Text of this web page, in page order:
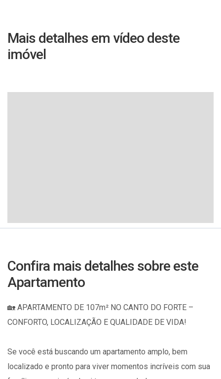
Mais detalhes em vídeo deste
imóvel
Confira mais detalhes sobre este
Apartamento
🏡 APARTAMENTO DE 107m² NO CANTO DO FORTE –
CONFORTO, LOCALIZAÇÃO E QUALIDADE DE VIDA!
Se você está buscando um apartamento amplo, bem
localizado e pronto para viver momentos incríveis com sua